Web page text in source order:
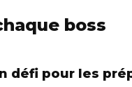
boss
défi pour les